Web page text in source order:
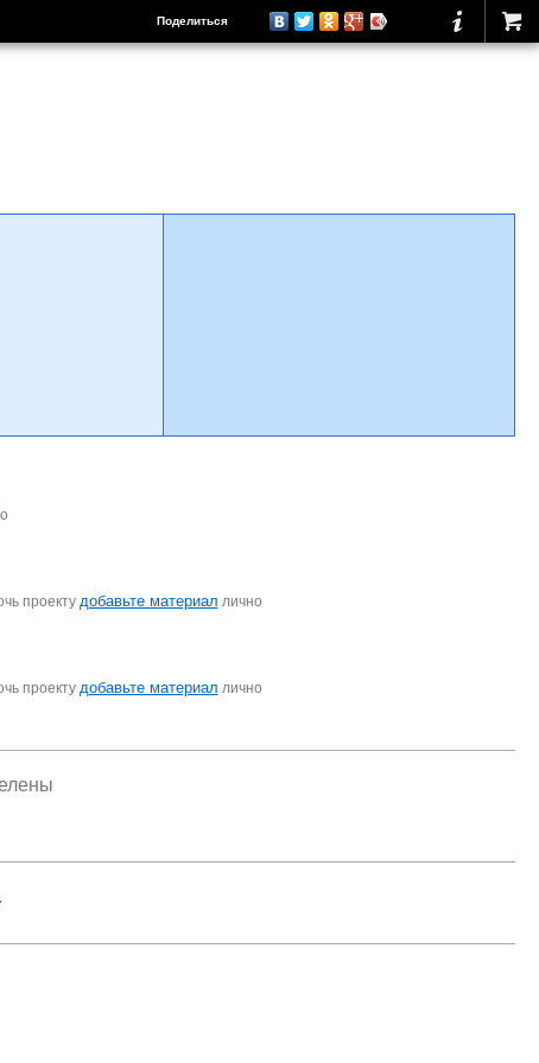
Поделиться
проекту добавьте материал лично
проекту добавьте материал лично